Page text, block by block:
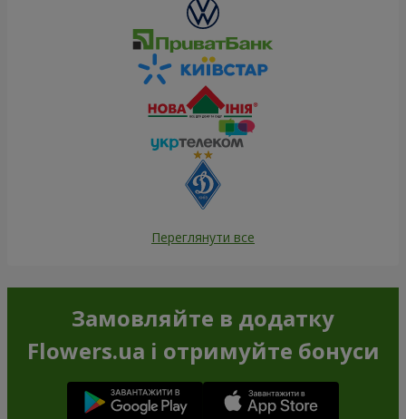
Переглянути все
Замовляйте в додатку
Flowers.ua і отримуйте бонуси